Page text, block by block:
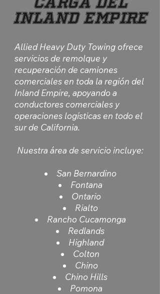
Inland Empire
Allied Heavy Duty Towing ofrece
servicios de remolque y
recuperación de camiones
comerciales en toda la región del
Inland Empire, apoyando a
conductores comerciales y
operaciones logísticas en todo el
sur de California.
Nuestra área de servicio incluye:
San Bernardino
Fontana
Ontario
Rialto
Rancho Cucamonga
Redlands
Highland
Colton
Chino
Chino Hills
Pomona